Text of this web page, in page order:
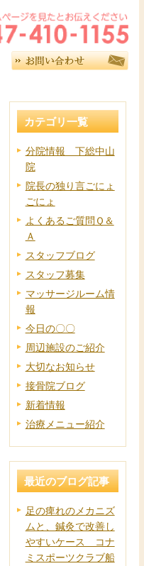
カテゴリ一覧
分院情報 下総中山
院
院長の独り言ごにょ
ごにょ
よくあるご質問Ｑ＆
Ａ
スタッフブログ
スタッフ募集
マッサージルーム情
報
今日の〇〇
周辺施設のご紹介
大切なお知らせ
接骨院ブログ
新着情報
治療メニュー紹介
最近のブログ記事
足の痺れのメカニズ
ムと、鍼灸で改善し
やすいケース コナ
ミスポーツクラブ船